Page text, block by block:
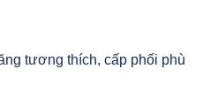
tương thích, cấp phối phù